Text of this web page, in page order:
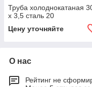
Труба холоднокатаная
х 3,5 сталь 20
Цену уточняйте
О нас
Рейтинг не